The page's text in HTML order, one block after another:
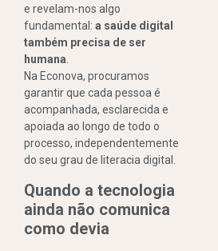
e revelam-nos algo
fundamental: a saúde digital
também precisa de ser
humana
Na Econova, procuramos
garantir que cada pessoa é
acompanhada, esclarecida e
apoiada ao longo de todo o
processo, independentemente
do seu grau de literacia digital.
Quando a tecnologia
ainda não comunica
como devia